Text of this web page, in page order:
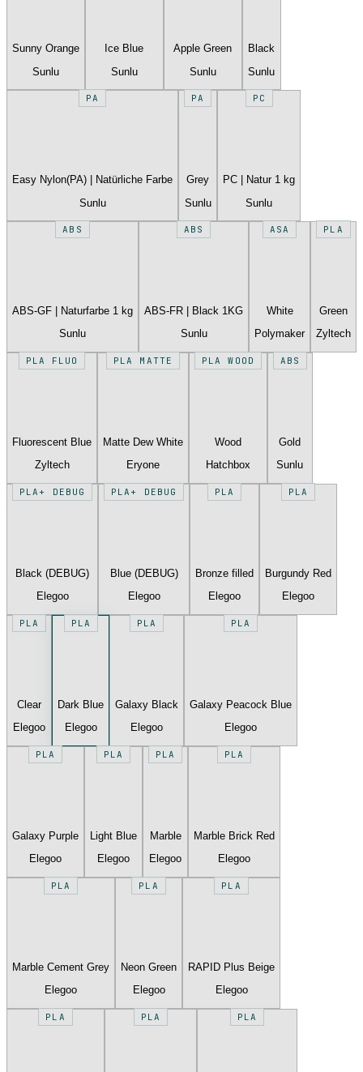
Sunny Orange
Sunlu
Ice Blue
Sunlu
Apple Green
Sunlu
Black
Sunlu
PA
Easy Nylon(PA) | Natürliche Farbe
Sunlu
PA
Grey
Sunlu
PC
PC | Natur 1 kg
Sunlu
ABS
ABS-GF | Naturfarbe 1 kg
Sunlu
ABS
ABS-FR | Black 1KG
Sunlu
ASA
White
Polymaker
PLA
Green
Zyltech
PLA FLUO
Fluorescent Blue
Zyltech
PLA MATTE
Matte Dew White
Eryone
PLA WOOD
Wood
Hatchbox
ABS
Gold
Sunlu
PLA+ DEBUG
Black (DEBUG)
Elegoo
PLA+ DEBUG
Blue (DEBUG)
Elegoo
PLA
Bronze filled
Elegoo
PLA
Burgundy Red
Elegoo
PLA
Clear
Elegoo
PLA
Dark Blue
Elegoo
PLA
Galaxy Black
Elegoo
PLA
Galaxy Peacock Blue
Elegoo
PLA
Galaxy Purple
Elegoo
PLA
Light Blue
Elegoo
PLA
Marble
Elegoo
PLA
Marble Brick Red
Elegoo
PLA
Marble Cement Grey
Elegoo
PLA
Neon Green
Elegoo
PLA
RAPID Plus Beige
Elegoo
PLA PLA PLA